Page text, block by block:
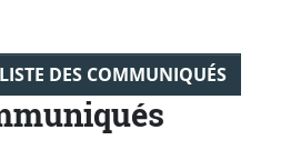
DES COMMUNIQUÉS